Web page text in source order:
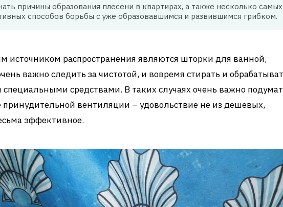
причины образования плесени в квартирах, а также несколько самых
способов борьбы с уже образовавшимся и развившимся грибком.
источником распространения являются шторки для ванной,
важно следить за чистотой, и вовремя стирать и
специальными средствами. В таких случаях очень важно
принудительной вентиляции – удовольствие не из дешевых,
эффективное.